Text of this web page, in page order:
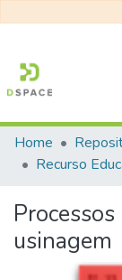
Communities &
Statistics
Home
Recurso
usinagem